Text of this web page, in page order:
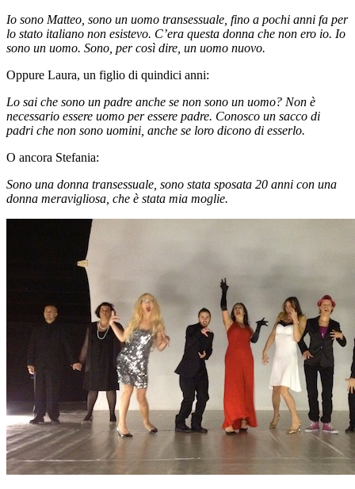
Io sono Matteo, sono un uomo transessuale, fino a pochi anni fa per
lo stato italiano non esistevo. C’era questa donna che non ero io. Io
sono un uomo. Sono, per così dire, un uomo nuovo.
Oppure Laura, un figlio di quindici anni:
Lo sai che sono un padre anche se non sono un uomo? Non è
necessario essere uomo per essere padre. Conosco un sacco di
padri che non sono uomini, anche se loro dicono di esserlo.
O ancora Stefania:
Sono una donna transessuale, sono stata sposata 20 anni con una
donna meravigliosa, che è stata mia moglie.